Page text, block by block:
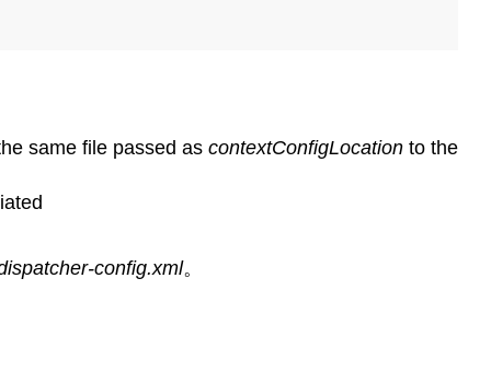
same file passed as contextConfigLocationto the
config.xml。